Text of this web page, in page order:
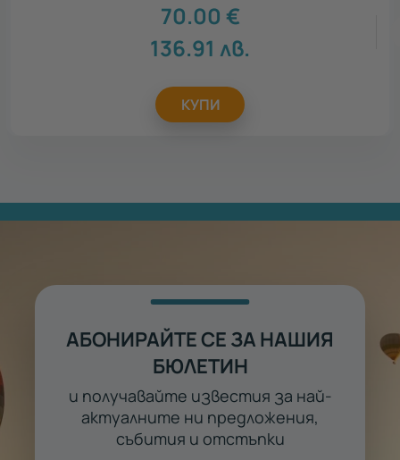
70.00 €
136.91 лв.
КУПИ
АБОНИРАЙТЕ СЕ ЗА НАШИЯ
БЮЛЕТИН
и получавайте известия за най-
актуалните ни предложения,
събития и отстъпки